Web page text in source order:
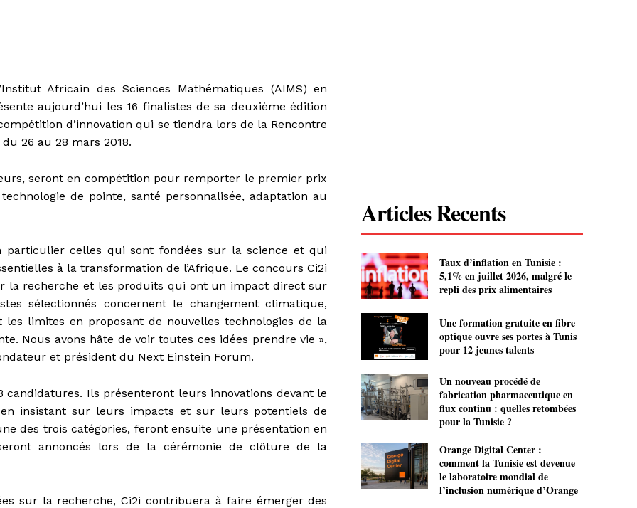
Africain des Sciences Mathématiques (AIMS) en
aujourd’hui les 16 finalistes de sa deuxième édition
d’innovation qui se tiendra lors de la Rencontre
26 au 28 mars 2018.
seront en compétition pour remporter le premier prix
de pointe, santé personnalisée, adaptation au
particulier celles qui sont fondées sur la science et qui
à la transformation de l’Afrique. Le concours Ci2i
la recherche et les produits qui ont un impact direct sur
sélectionnés concernent le changement climatique,
limites en proposant de nouvelles technologies de la
Nous avons hâte de voir toutes ces idées prendre vie »,
et président du Next Einstein Forum.
Ils présenteront leurs innovations devant le
insistant sur leurs impacts et sur leurs potentiels de
des trois catégories, feront ensuite une présentation en
annoncés lors de la cérémonie de clôture de la
sur la recherche, Ci2i contribuera à faire émerger des
Articles Recents
Taux d’inflation en Tunisie :
5,1% en juillet 2026, malgré le
repli des prix alimentaires
Une formation gratuite en fibre
optique ouvre ses portes à Tunis
pour 12 jeunes talents
Un nouveau procédé de
fabrication pharmaceutique en
flux continu : quelles retombées
pour la Tunisie ?
Orange Digital Center :
comment la Tunisie est devenue
le laboratoire mondial de
l’inclusion numérique d’Orange